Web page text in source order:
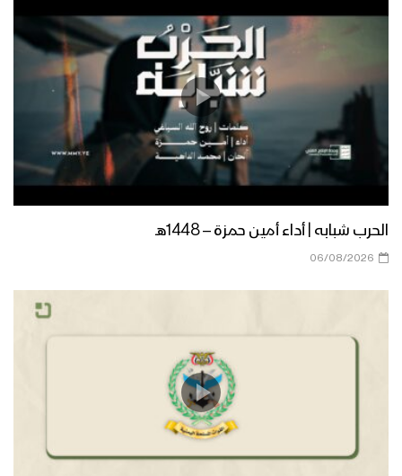
الحرب شبابه | أداء أمين حمزة – 1448هـ
06/08/2026